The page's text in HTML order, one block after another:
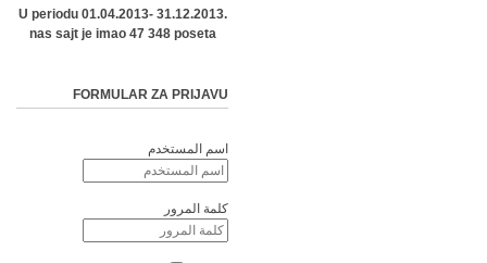
U periodu 01.04.2013- 31.12.2013.
nas sajt je imao 47 348 poseta
FORMULAR ZA PRIJAVU
اسم المستخدم
كلمة المرور